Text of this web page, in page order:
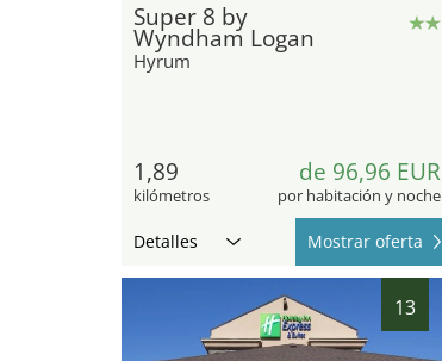
Super 8 by
Wyndham Logan
Hyrum
1,89
kilómetros
de 96,96 EUR
por habitación y noche
Detalles Mostrar oferta
13